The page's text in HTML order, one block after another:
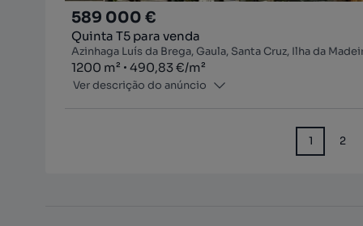
589 000 €
Quinta T5 para venda
Azinhaga Luís da Brega, Gaula, Santa Cruz, Ilha da
Zona
1200 m²
Preço por metro quadrado
490,83 €/m²
Ver descrição do anúncio
1 2